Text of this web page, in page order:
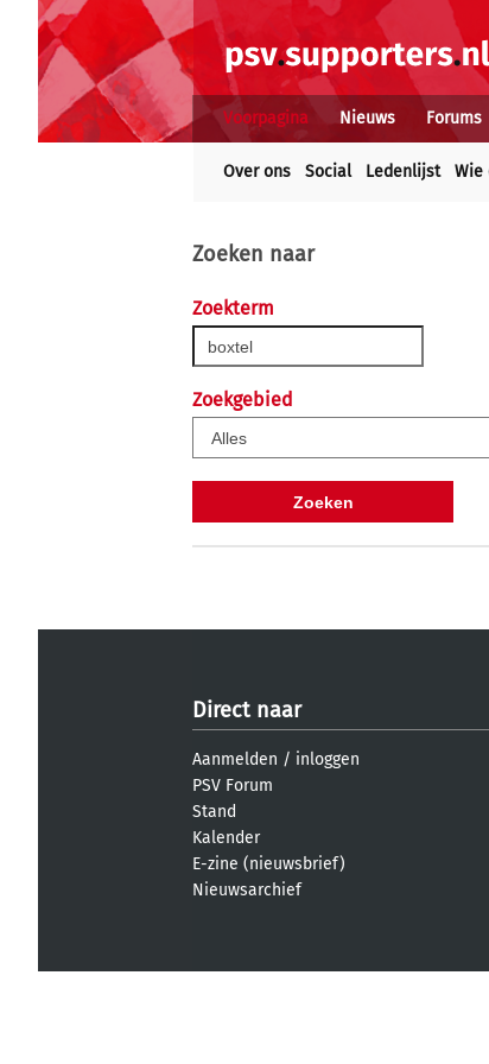
Voorpagina Nieuws Forums
Over ons Social Ledenlijst Wie
Zoeken naar
Zoekterm
Zoekgebied
Direct naar
Aanmelden / inloggen
PSV Forum
Stand
Kalender
E-zine (nieuwsbrief)
Nieuwsarchief